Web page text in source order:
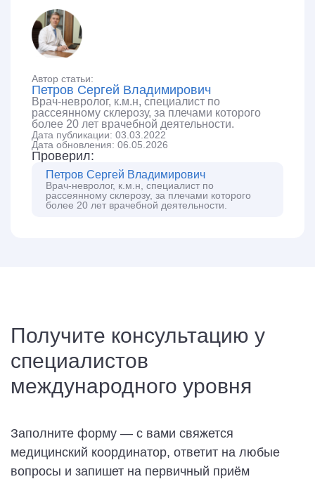
Автор статьи:
Петров Сергей Владимирович
Врач-невролог, к.м.н, специалист по
рассеянному склерозу, за плечами которого
более 20 лет врачебной деятельности.
Дата публикации: 03.03.2022
Дата обновления: 06.05.2026
Проверил:
Петров Сергей Владимирович
Врач-невролог, к.м.н, специалист по
рассеянному склерозу, за плечами которого
более 20 лет врачебной деятельности.
Получите консультацию у
специалистов
международного уровня
Заполните форму — с вами свяжется
медицинский координатор, ответит на любые
вопросы и запишет на первичный приём